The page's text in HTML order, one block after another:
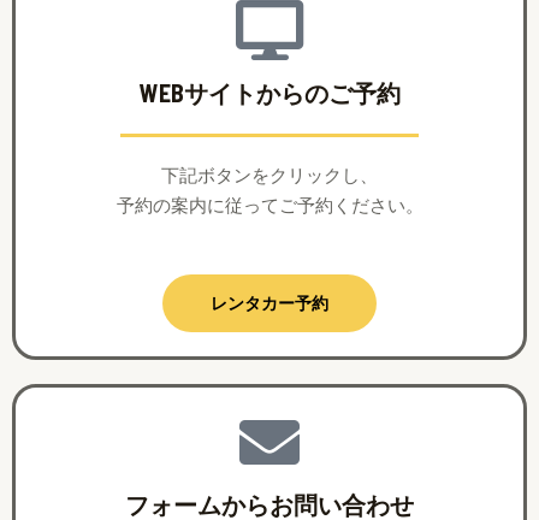
WEBサイトからのご予約
下記ボタンをクリックし、
予約の案内に従ってご予約ください。
レンタカー予約
フォームからお問い合わせ